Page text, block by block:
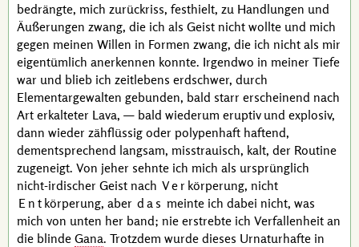
bedrängte, mich zurückriss, festhielt, zu Handlungen und
Äußerungen zwang, die ich als Geist nicht wollte und mich
gegen meinen Willen in Formen zwang, die ich nicht als mir
eigentümlich anerkennen konnte. Irgendwo in meiner Tiefe
war und blieb ich zeitlebens erdschwer, durch
Elementargewalten gebunden, bald starr erscheinend nach
Art erkalteter Lava, — bald wiederum eruptiv und explosiv,
dann wieder zähflüssig oder polypenhaft haftend,
dementsprechend langsam, misstrauisch, kalt, der Routine
zugeneigt. Von jeher sehnte ich mich als ursprünglich
nicht-irdischer Geist nach Ver körperung, nicht
Ent körperung, aber das meinte ich dabei nicht, was
mich von unten her band; nie erstrebte ich Verfallenheit an
die blinde Gana. Trotzdem wurde dieses Urnaturhafte in